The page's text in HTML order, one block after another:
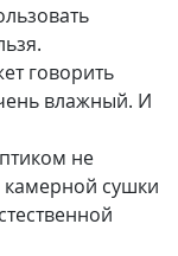
говорить
влажный. И
не
камерной сушки